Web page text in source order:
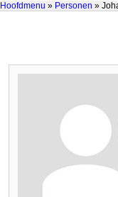
Hoofdmenu » Personen »